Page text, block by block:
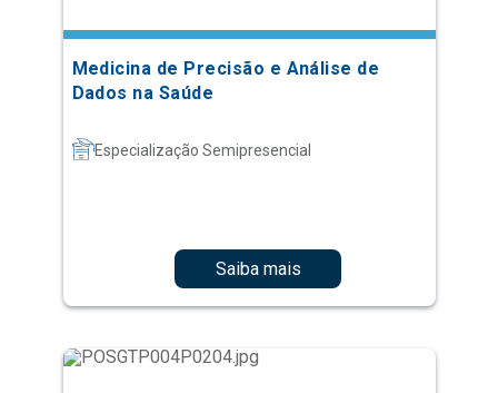
Medicina de Precisão e Análise de
Dados na Saúde
Especialização Semipresencial
Saiba mais